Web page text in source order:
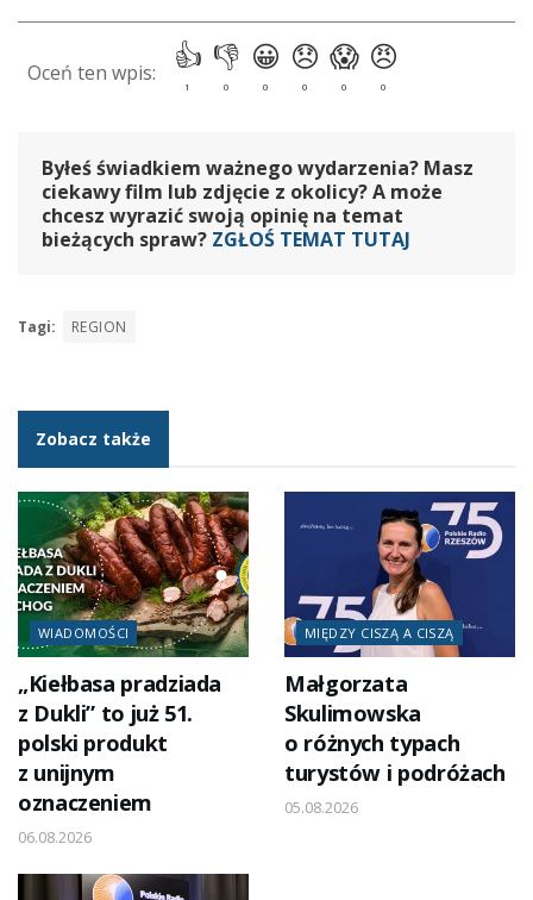
Byłeś świadkiem ważnego wydarzenia? Masz
ciekawy film lub zdjęcie z okolicy? A może
chcesz wyrazić swoją opinię na temat
bieżących spraw? ZGŁOŚ TEMAT TUTAJ
Tagi: REGION
Zobacz także
WIADOMOŚCI
„Kiełbasa pradziada
z Dukli” to już 51.
polski produkt
z unijnym
oznaczeniem
06.08.2026
MIĘDZY CISZĄ A CISZĄ
Małgorzata
Skulimowska
o różnych typach
turystów i podróżach
05.08.2026